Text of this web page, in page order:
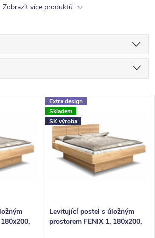
Zobrazit více produktů
Extra design
Skladem
SK výroba
Levitující postel s úložným
prostorem FENIX 1, 180x200,